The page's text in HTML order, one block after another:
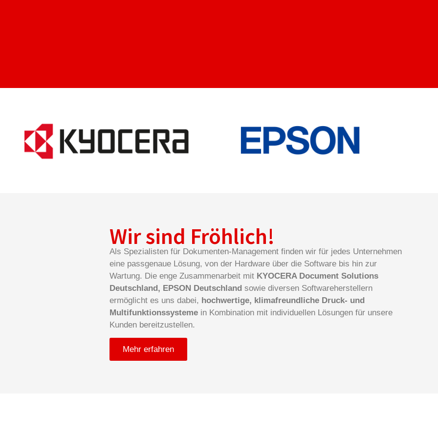
Wir sind Fröhlich!
Als Spezialisten für Dokumenten-Management finden wir für jedes Unternehmen
eine passgenaue Lösung, von der Hardware über die Software bis hin zur
Wartung. Die enge Zusammenarbeit mit KYOCERA Document Solutions
Deutschland, EPSON Deutschland sowie diversen Softwareherstellern
ermöglicht es uns dabei, hochwertige, klimafreundliche Druck- und
Multifunktionssysteme in Kombination mit individuellen Lösungen für unsere
Kunden bereitzustellen.
Mehr erfahren